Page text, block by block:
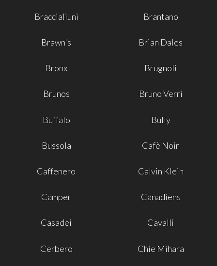
Braccialiuni Brantano
Brawn's Brian Dales
Bronx Brugnoli
Brunos Bruno Verri
Buffalo Bully
Bussola Cafè Noir
Caffenero Calvin Klein
Camper Canadiens
Casadei Cavalli
Cerbero Chie Mihara